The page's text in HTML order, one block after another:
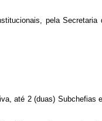
pela Secretaria
até 2 (duas) Subchefias